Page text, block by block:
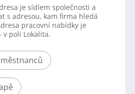
je sídlem společnosti a
s adresou, kam firma hledá
pracovní nabídky je
v poli Lokalita.